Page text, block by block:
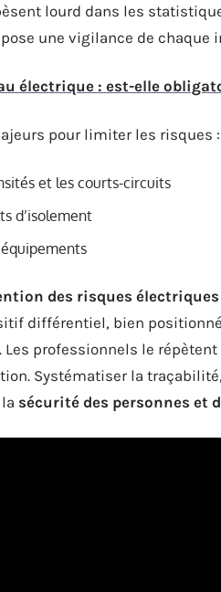
lourd dans les
une vigilance de chaque
électrique : est-elle
pour limiter les risques :
et les courts-circuits
d’isolement
des risques électriques
différentiel, bien
. Les professionnels le
Systématiser la
sécurité des personnes et